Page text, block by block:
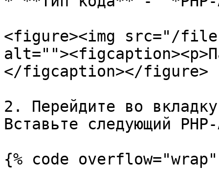
<figure><img src="/files/
</figcaption></figure>
2. Перейдите во
Вставьте следующий
{% code